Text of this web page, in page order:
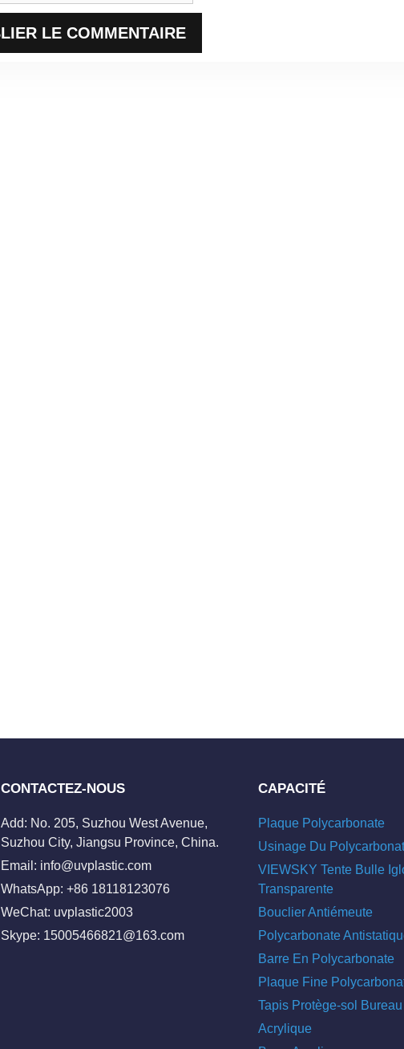
CONTACTEZ-NOUS
Add: No. 205, Suzhou West Avenue,
Suzhou City, Jiangsu Province, China.
Email: info@uvplastic.com
WhatsApp: +86 18118123076
WeChat: uvplastic2003
Skype: 15005466821@163.com
CAPACITÉ
Plaque Polycarbonate
Usinage Du
VIEWSKY Tente Bulle
Transparente
Bouclier Antiémeute
Polycarbonate
Barre En Polycarbonate
Plaque Fine
Tapis Protège-sol Bureau
Acrylique